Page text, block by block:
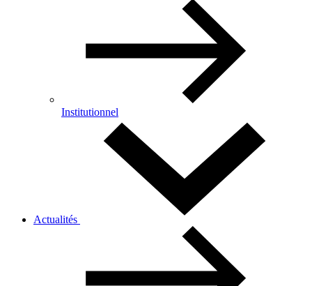
Institutionnel
Actualités